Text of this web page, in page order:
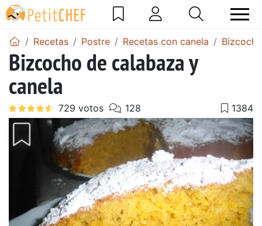
Recetas Postre Recetas con canela
Bizcocho de calabaza y
canela